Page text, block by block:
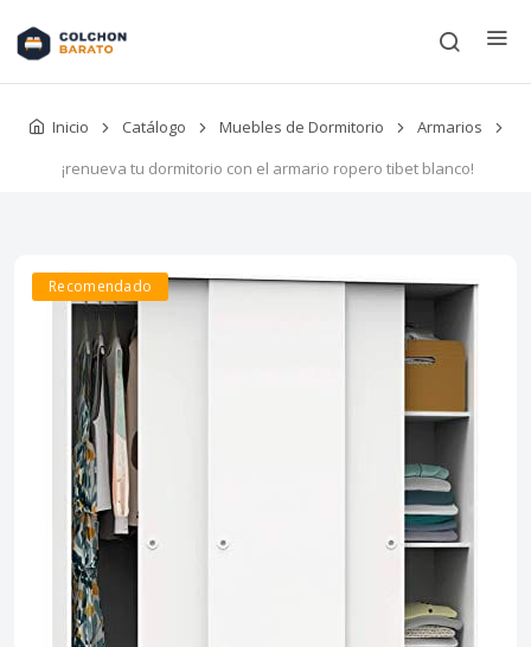
Inicio Catálogo Muebles de Dormitorio
Armarios
¡renueva tu dormitorio con el armario ropero tibet blanco!
Recomendado